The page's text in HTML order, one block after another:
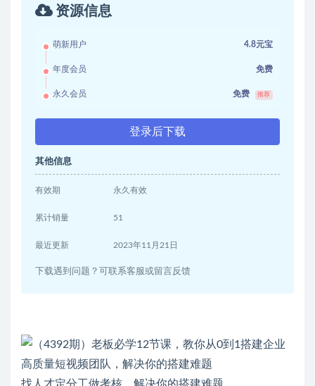
资源信息
萌新用户 4.8元宝
年度会员 免费
永久会员 免费 推荐
登录后下载
其他信息
有效期 永久有效
累计销量 51
最近更新 2023年11月21日
下载遇到问题？可联系客服或留言反馈